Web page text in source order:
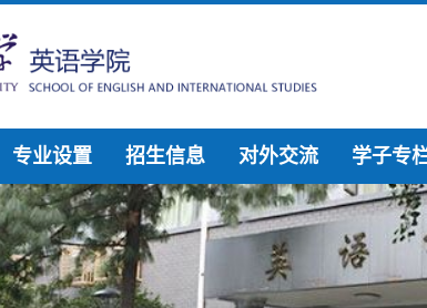
专业设置 招生信息 对外交流 学子专